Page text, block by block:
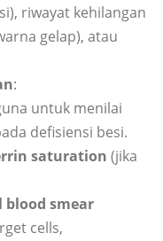
riwayat kehilangan
gelap), atau
:
untuk menilai
defisiensi besi.
saturation (jika
blood smear
cells,